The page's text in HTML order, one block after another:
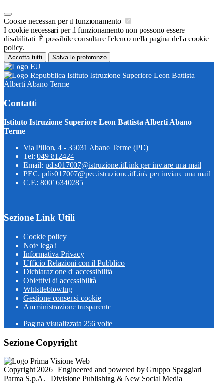
Cookie necessari per il funzionamento
I cookie necessari per il funzionamento non possono essere
disabilitati. È possibile consultare l'elenco nella pagina della cookie
policy.
Accetta tutti Salva le preferenze
Istituto Istruzione Superiore Leon Battista
Alberti Abano Terme
Contatti
Istituto Istruzione Superiore Leon Battista Alberti Abano
Terme
Via Pillon, 4 - 35031 Abano Terme (PD)
Tel: 049 812424
Email: pdis017007@istruzione.itLink per inviare una mail
PEC: pdis017007@pec.istruzione.itLink per inviare una mail
C.F.: 80016340285
Sezione Link Utili
Cookie policy
Note legali
Informativa Privacy
Ufficio Relazioni con il Pubblico
Dichiarazione di accessibilità
Obiettivi di accessibilità
Whistleblowing
Gestione consensi cookie
Amministrazione trasparente
Pagina visualizzata 256 volte
Sezione Copyright
Copyright 2026 | Engineered and powered by Gruppo Spaggiari
Parma S.p.A. | Divisione Publishing & New Social Media